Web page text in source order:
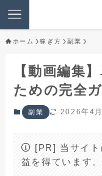
ホーム 稼ぎ方 副業
【動画編集
ための完全
副業 2026年4
[PR] 当サイト
益を得ています。